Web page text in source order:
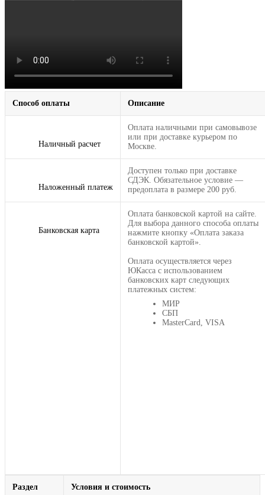
Способ оплаты Описание
Наличный расчет
Оплата наличными при самовывозе
или при доставке курьером по
Москве.
Наложенный платеж
Доступен только при доставке
СДЭК. Обязательное условие —
предоплата в размере 200 руб.
Банковская карта
Оплата банковской картой на сайте.
Для выбора данного способа оплаты
нажмите кнопку «Оплата заказа
банковской картой».
Оплата осуществляется через
ЮКасса с использованием
банковских карт следующих
платежных систем:
МИР
СБП
MasterCard, VISA
Раздел Условия и стоимость